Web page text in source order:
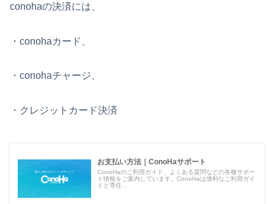
conohaの決済には、
・conohaカード、
・conohaチャージ、
・クレジットカード決済
お支払い方法｜ConoHaサポート
ConoHaのご利用ガイド、よくある質問などの各種サポー
ト情報をご案内しています。ConoHaは便利なご利用ガイ
ドと専任...